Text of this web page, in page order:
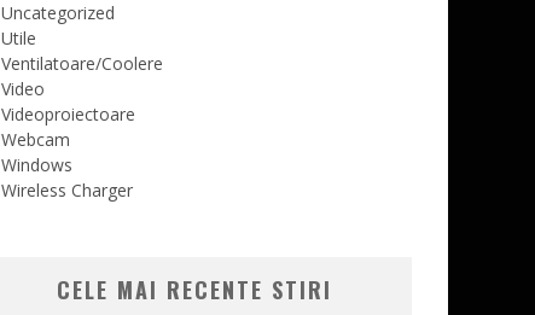
Uncategorized
Utile
Ventilatoare/Coolere
Video
Videoproiectoare
Webcam
Windows
Wireless Charger
CELE MAI RECENTE STIRI